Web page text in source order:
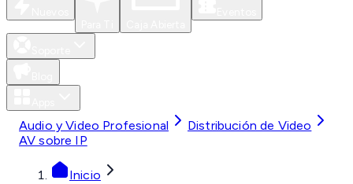
Audio y Video Profesional
Distribución de Video
AV sobre IP
Inicio